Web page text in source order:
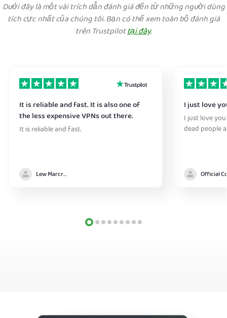
Dưới đây là một vài trích dẫn đánh giá đến từ những người dùng
tích cực nhất của chúng tôi. Bạn có thể xem toàn bộ đánh giá
trên Trustpilottại đây.
It is reliable and fast. It is also one of
the less expensive VPNs out there.
It is reliable and fast.
Lew Marcrum
I just love
I just love
dead people